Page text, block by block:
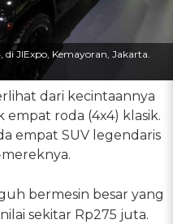
di JIExpo, Kemayoran, Jakarta.
dari kecintaannya
roda (4x4) klasik.
empat SUV legendaris
bermesin besar yang
sekitar Rp275 juta.